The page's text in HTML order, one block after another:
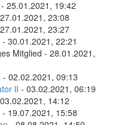
- 25.01.2021, 19:42
23:08
23:27
- 30.01.2021, 22:21
Mitglied - 28.01.2021,
- 02.02.2021, 09:13
lI - 03.02.2021, 06:19
14:12
- 19.07.2021, 15:58